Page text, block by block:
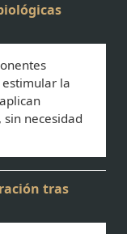
la
necesidad
tras